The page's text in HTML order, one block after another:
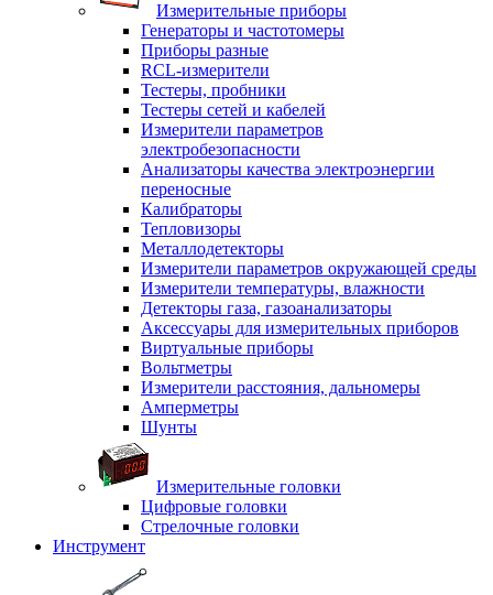
Измерительные приборы
Генераторы и частотомеры
Приборы разные
RCL-измерители
Тестеры, пробники
Тестеры сетей и кабелей
Измерители параметров
электробезопасности
Анализаторы качества электроэнергии
переносные
Калибраторы
Тепловизоры
Металлодетекторы
Измерители параметров окружающей среды
Измерители температуры, влажности
Детекторы газа, газоанализаторы
Аксессуары для измерительных приборов
Виртуальные приборы
Вольтметры
Измерители расстояния, дальномеры
Амперметры
Шунты
Измерительные головки
Цифровые головки
Стрелочные головки
Инструмент